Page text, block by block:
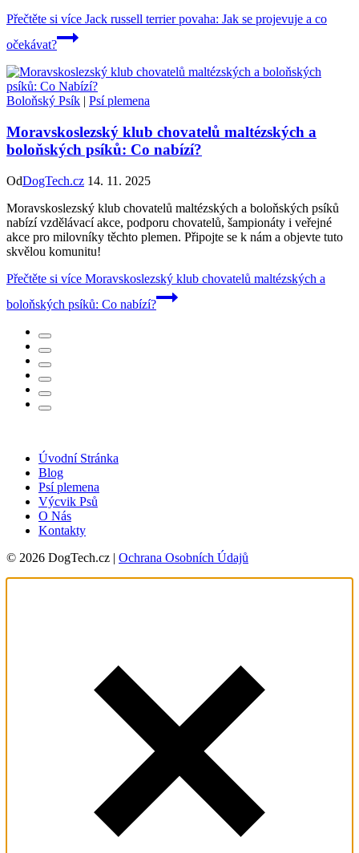
Přečtěte si více Jack russell terrier povaha: Jak se projevuje a co
očekávat?
Boloňský Psík | Psí plemena
Moravskoslezský klub chovatelů maltézských a
boloňských psíků: Co nabízí?
OdDogTech.cz 14. 11. 2025
Moravskoslezský klub chovatelů maltézských a boloňských psíků
nabízí vzdělávací akce, podporu chovatelů, šampionáty i veřejné
akce pro milovníky těchto plemen. Připojte se k nám a objevte tuto
skvělou komunitu!
Přečtěte si více Moravskoslezský klub chovatelů maltézských a
boloňských psíků: Co nabízí?
Úvodní Stránka
Blog
Psí plemena
Výcvik Psů
O Nás
Kontakty
© 2026 DogTech.cz | Ochrana Osobních Údajů